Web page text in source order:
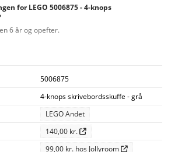
for LEGO 5006875 - 4-knops
6 år og opefter.
5006875
4-knops skrivebordsskuffe - grå
LEGO Andet
140,00 kr.
99,00 kr. hos Jollyroom